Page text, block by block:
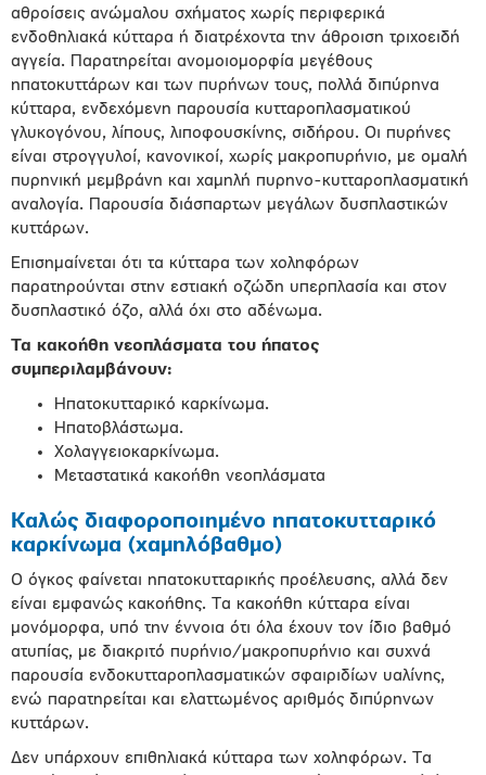
αθροίσεις ανώμαλου σχήματος χωρίς περιφερικά
ενδοθηλιακά κύτταρα ή διατρέχοντα την άθροιση τριχοειδή
αγγεία. Παρατηρείται ανομοιομορφία μεγέθους
ηπατοκυττάρων και των πυρήνων τους, πολλά διπύρηνα
κύτταρα, ενδεχόμενη παρουσία κυτταροπλασματικού
γλυκογόνου, λίπους, λιποφουσκίνης, σιδήρου. Οι πυρήνες
είναι στρογγυλοί, κανονικοί, χωρίς μακροπυρήνιο, με ομαλή
πυρηνική μεμβράνη και χαμηλή πυρηνο-κυτταροπλασματική
αναλογία. Παρουσία διάσπαρτων μεγάλων δυσπλαστικών
κυττάρων.
Επισημαίνεται ότι τα κύτταρα των χοληφόρων
παρατηρούνται στην εστιακή οζώδη υπερπλασία και στον
δυσπλαστικό όζο, αλλά όχι στο αδένωμα.
Τα κακοήθη νεοπλάσματα του ήπατος
συμπεριλαμβάνουν:
Ηπατοκυτταρικό καρκίνωμα.
Ηπατοβλάστωμα.
Χολαγγειοκαρκίνωμα.
Μεταστατικά κακοήθη νεοπλάσματα
Καλώς διαφοροποιημένο ηπατοκυτταρικό
καρκίνωμα (χαμηλόβαθμο)
Ο όγκος φαίνεται ηπατοκυτταρικής προέλευσης, αλλά δεν
είναι εμφανώς κακοήθης. Τα κακοήθη κύτταρα είναι
μονόμορφα, υπό την έννοια ότι όλα έχουν τον ίδιο βαθμό
ατυπίας, με διακριτό πυρήνιο/μακροπυρήνιο και συχνά
παρουσία ενδοκυτταροπλασματικών σφαιριδίων υαλίνης,
ενώ παρατηρείται και ελαττωμένος αριθμός διπύρηνων
κυττάρων.
Δεν υπάρχουν επιθηλιακά κύτταρα των χοληφόρων. Τα